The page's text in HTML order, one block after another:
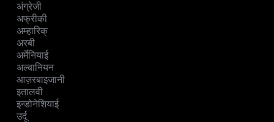
अंग्रेजी
अफ्रीकी
अम्हारिक्
अरबी
अर्मेनियाई
अल्बानियन
आज़रबाइजानी
इतालवी
इन्डोनेशियाई
उर्दू